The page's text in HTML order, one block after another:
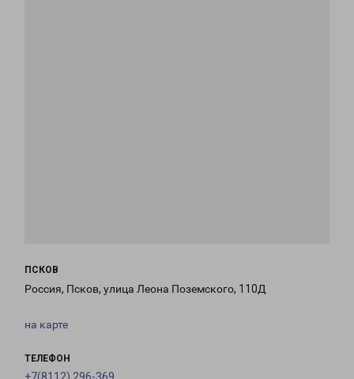
ПСКОВ
Россия, Псков, улица Леона Поземского, 110Д
на карте
ТЕЛЕФОН